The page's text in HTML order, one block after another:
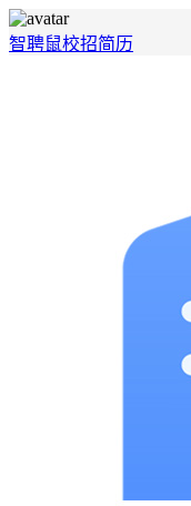
智聘鼠校招简历